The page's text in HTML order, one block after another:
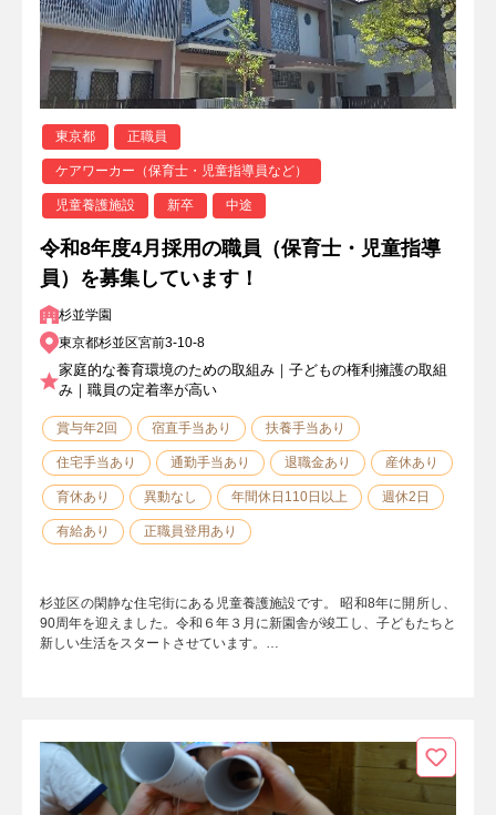
東京都 正職員
ケアワーカー（保育士・児童指導員など）
児童養護施設 新卒 中途
令和8年度4月採用の職員（保育士・児童指導
員）を募集しています！
杉並学園
東京都杉並区宮前3-10-8
家庭的な養育環境のための取組み｜子どもの権利擁護の取組
み｜職員の定着率が高い
賞与年2回 宿直手当あり 扶養手当あり
住宅手当あり 通勤手当あり 退職金あり 産休あり
育休あり 異動なし 年間休日110日以上 週休2日
有給あり 正職員登用あり
杉並区の閑静な住宅街にある児童養護施設です。 昭和8年に開所し、
90周年を迎えました。令和６年３月に新園舎が竣工し、子どもたちと
新しい生活をスタートさせています。…